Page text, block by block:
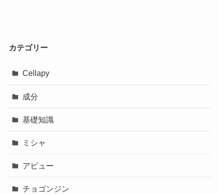
カテゴリー
Cellapy
成分
基礎知識
ミシャ
アピュー
チョゴンジン